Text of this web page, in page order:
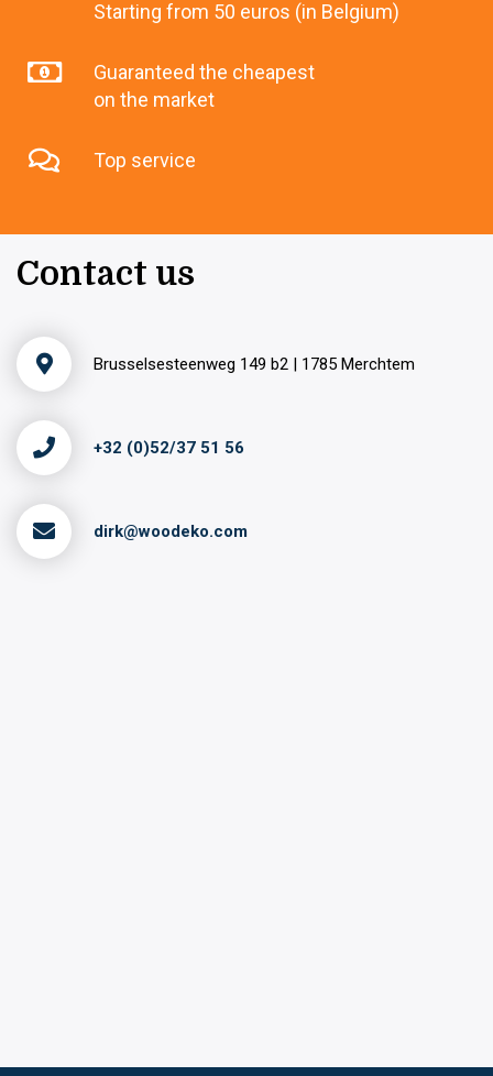
Starting from 50 euros (in Belgium)
Guaranteed the cheapest
on the market
Top service
Contact us
Brusselsesteenweg 149 b2 | 1785 Merchtem
+32 (0)52/37 51 56
dirk@woodeko.com